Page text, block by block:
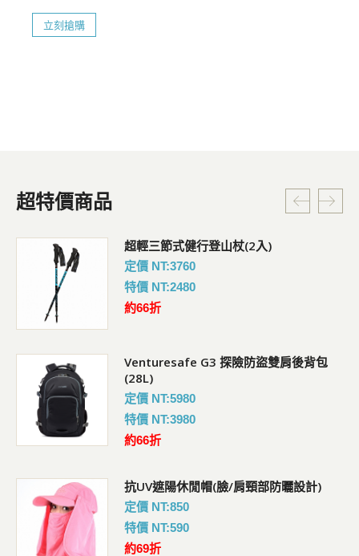
立刻搶購
超特價商品
超輕三節式健行登山杖(2入)
定價 NT:3760
特價 NT:2480
約66折
Venturesafe G3 探險防盜雙肩後背包
(28L)
定價 NT:5980
特價 NT:3980
約66折
抗UV遮陽休閒帽(臉/肩頸部防曬設計)
定價 NT:850
特價 NT:590
約69折